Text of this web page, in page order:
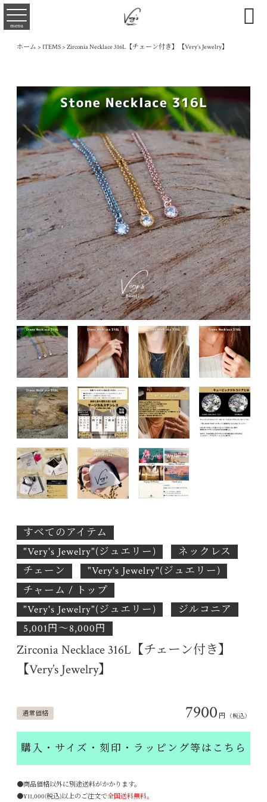
menu 
ホーム > ITEMS> Zirconia Necklace 316L【チェーン付き】【Very’s Jewelry】
すべてのアイテム
"Very's Jewelry"(ジュエリー)
ネックレス
チェーン
"Very's Jewelry"(ジュエリー)
チャーム / トップ
"Very's Jewelry"(ジュエリー)
ジルコニア
5,001円〜8,000円
Zirconia Necklace 316L【チェーン付き】
【Very’s Jewelry】
通常価格 7900 円 （税込）
購入・サイズ・刻印・ラッピング等はこちら
●商品価格以外に別途送料がかかります。
●¥11,000(税込)以上のご注文で全国送料無料。